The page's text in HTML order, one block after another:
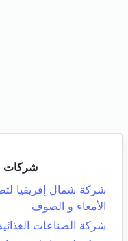
شركات
شركة شمال إفريقيا
الأمعاء و الصوف
شركة الصناعات